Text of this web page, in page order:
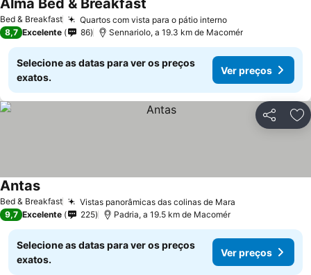
Bed & Breakfast Quartos com vista para o pátio interno
Alma Bed & Breakfast
8,7 Excelente 86 Sennariolo, a 19.3 km de Macomér
Selecione as datas para ver os preços
exatos.
Ver preços
Partilhar
Bed & Breakfast Vistas panorâmicas das colinas de Mara
Antas
9,7 Excelente 225 Padria, a 19.5 km de Macomér
Selecione as datas para ver os preços
exatos.
Ver preços